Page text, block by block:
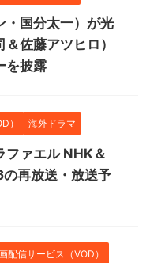
・国分太一）が光
佐藤アツヒロ）
を披露
） 海外ドラマ
ファエル NHK＆
再放送・放送予
配信サービス（VOD）